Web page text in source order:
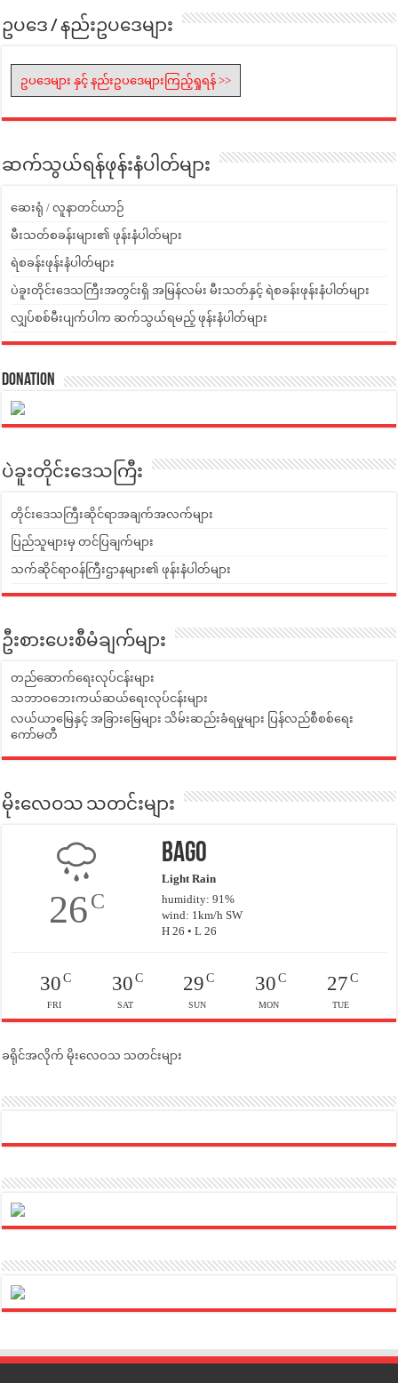
ဥပဒေ / နည်းဥပဒေများ
ဥပဒေများ နှင့် နည်းဥပဒေများကြည့်ရှုရန် >>
ဆက်သွယ်ရန်ဖုန်းနံပါတ်များ
ဆေးရုံ / လူနာတင်ယာဉ်
မီးသတ်စခန်းများ၏ ဖုန်းနံပါတ်များ
ရဲစခန်းဖုန်းနံပါတ်များ
ပဲခူးတိုင်းဒေသကြီးအတွင်းရှိ အမြန်လမ်း မီးသတ်နှင့် ရဲစခန်းဖုန်းနံပါတ်များ
လျှပ်စစ်မီးပျက်ပါက ဆက်သွယ်ရမည့် ဖုန်းနံပါတ်များ
Donation
ပဲခူးတိုင်းဒေသကြီး
တိုင်းဒေသကြီးဆိုင်ရာအချက်အလက်များ
ပြည်သူများမှ တင်ပြချက်များ
သက်ဆိုင်ရာဝန်ကြီးဌာနများ၏ ဖုန်းနံပါတ်များ
ဦးစားပေးစီမံချက်များ
တည်ဆောက်ရေးလုပ်ငန်းများ
သဘာဝဘေးကယ်ဆယ်ရေးလုပ်ငန်းများ
လယ်ယာမြေနှင့် အခြားမြေများ သိမ်းဆည်းခံရမှုများ ပြန်လည်စီစစ်ရေး
ကော်မတီ
မိုးလေဝသ သတင်းများ
26C
Bago
Light Rain
humidity: 91%
wind: 1km/h SW
H 26 • L 26
30C
FRI
30C
SAT
29 C
SUN
30C
MON
27C
TUE
ခရိုင်အလိုက် မိုးလေဝသ သတင်းများ